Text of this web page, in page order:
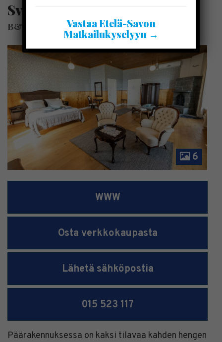
Sviitti päärakennus
B&B Taipaleenniemi
6
WWW
Osta verkkokaupasta
Lähetä sähköpostia
015 523 117
Päärakennuksessa on kaksi tilavaa kahden hengen
Vastaa Etelä-Savon
Matkailukyselyyn →